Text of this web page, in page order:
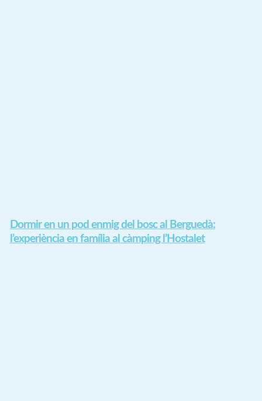
Dormir en un pod enmig del bosc al Berguedà:
l’experiència en família al càmping l’Hostalet